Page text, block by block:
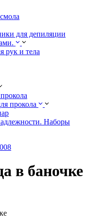
для депиляции
рук и тела
прокола
Наборы
в баночке